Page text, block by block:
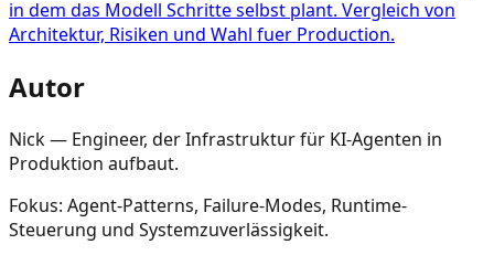
in dem das Modell Schritte selbst plant. Vergleich von
Architektur, Risiken und Wahl fuer Production.
Autor
Nick — Engineer, der Infrastruktur für KI-Agenten in
Produktion aufbaut.
Fokus: Agent-Patterns, Failure-Modes, Runtime-
Steuerung und Systemzuverlässigkeit.